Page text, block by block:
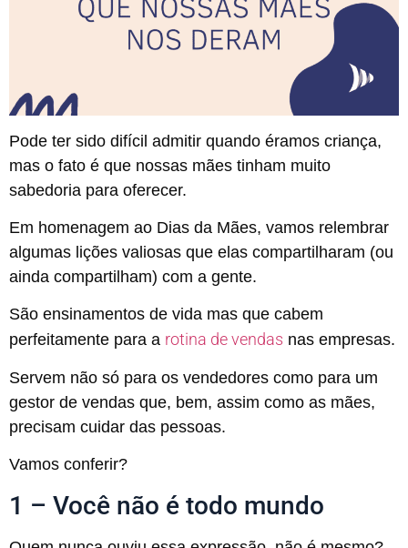
Pode ter sido difícil admitir quando éramos criança,
mas o fato é que nossas mães tinham muito
sabedoria para oferecer.
Em homenagem ao Dias da Mães, vamos relembrar
algumas lições valiosas que elas compartilharam (ou
ainda compartilham) com a gente.
São ensinamentos de vida mas que cabem
perfeitamente para a rotina de vendas nas empresas.
Servem não só para os vendedores como para um
gestor de vendas que, bem, assim como as mães,
precisam cuidar das pessoas.
Vamos conferir?
1 – Você não é todo mundo